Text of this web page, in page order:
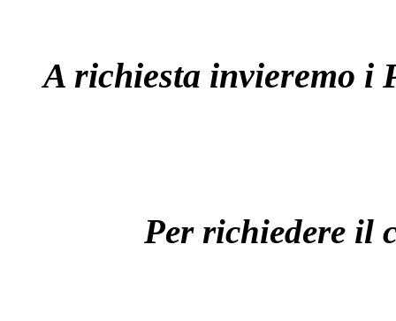
A richiesta invieremo i
Per richiedere il